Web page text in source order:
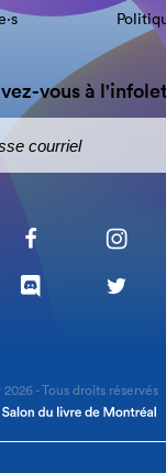
vous à
- Tous droits réservés